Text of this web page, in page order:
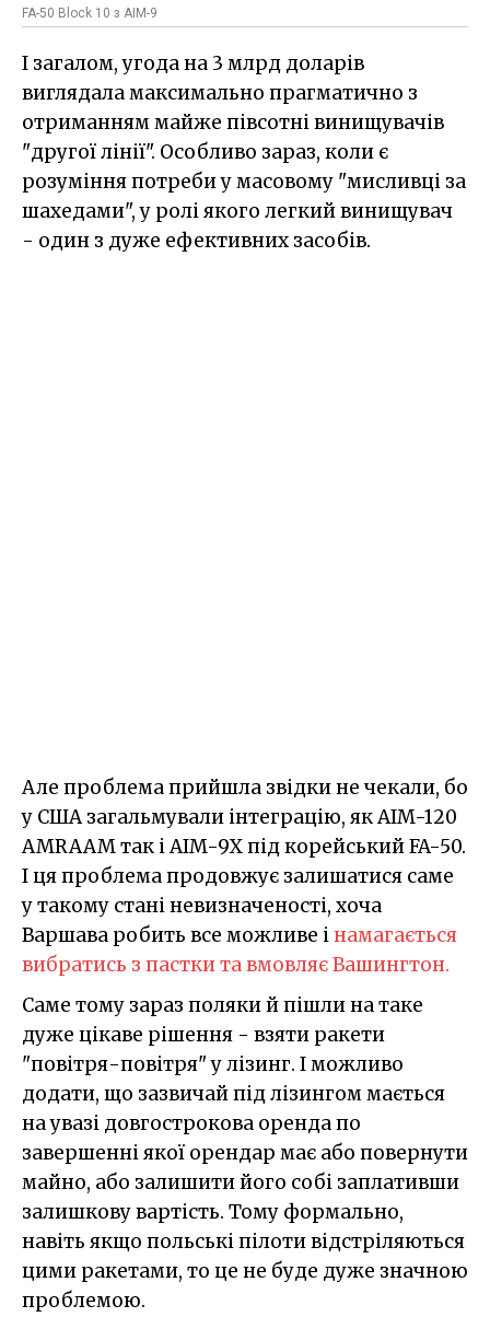
FA-50 Block 10 з AIM-9
І загалом, угода на 3 млрд доларів
виглядала максимально прагматично з
отриманням майже півсотні винищувачів
"другої лінії". Особливо зараз, коли є
розуміння потреби у масовому "мисливці за
шахедами", у ролі якого легкий винищувач
- один з дуже ефективних засобів.
Але проблема прийшла звідки не чекали, бо
у США загальмували інтеграцію, як AIM-120
AMRAAM так і AIM-9X під корейський FA-50.
І ця проблема продовжує залишатися саме
у такому стані невизначеності, хоча
Варшава робить все можливе інамагається
вибратись з пастки та вмовляє Вашингтон.
Саме тому зараз поляки й пішли на таке
дуже цікаве рішення - взяти ракети
"повітря-повітря" у лізинг. І можливо
додати, що зазвичай під лізингом мається
на увазі довгострокова оренда по
завершенні якої орендар має або повернути
майно, або залишити його собі заплативши
залишкову вартість. Тому формально,
навіть якщо польські пілоти відстріляються
цими ракетами, то це не буде дуже значною
проблемою.